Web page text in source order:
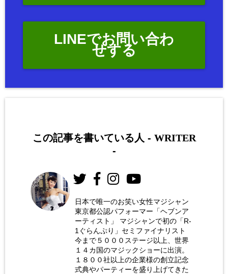
LINEでお問い合わ
せする
この記事を書いている人 - WRITER
-
日本で唯一のお笑い女性マジシャン
東京都公認パフォーマー「ヘブンア
ーティスト」 マジシャンで初の「R-
1ぐらんぷり」セミファイナリスト
今まで５０００ステージ以上、世界
１４カ国のマジックショーに出演。
１８００社以上の企業様の創立記念
式典やパーティーを盛り上げてきた